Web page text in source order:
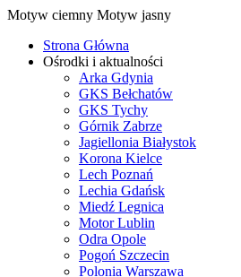
Motyw ciemny Motyw jasny
Strona Główna
Ośrodki i aktualności
Arka Gdynia
GKS Bełchatów
GKS Tychy
Górnik Zabrze
Jagiellonia Białystok
Korona Kielce
Lech Poznań
Lechia Gdańsk
Miedź Legnica
Motor Lublin
Odra Opole
Pogoń Szczecin
Polonia Warszawa